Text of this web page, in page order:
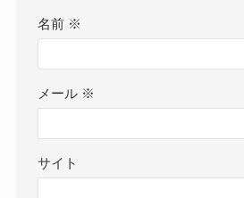
名前 ※
メール ※
サイト